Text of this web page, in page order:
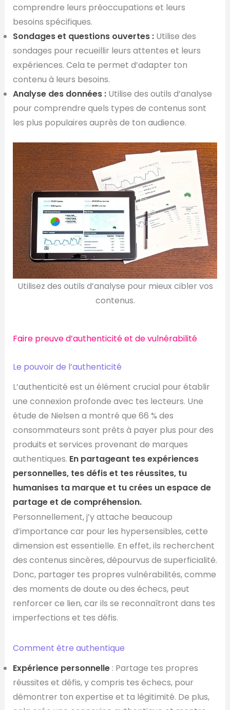
comprendre leurs préoccupations et leurs
besoins spécifiques.
Sondages et questions ouvertes :Utilise des
sondages pour recueillir leurs attentes et leurs
expériences. Cela te permet d’adapter ton
contenu à leurs besoins.
Analyse des données :Utilise des outils d’analyse
pour comprendre quels types de contenus sont
les plus populaires auprès de ton audience.
Utilisez des outils d’analyse pour mieux cibler vos
contenus.
Faire preuve d’authenticité et de vulnérabilité
Le pouvoir de l’authenticité
L’authenticité est un élément crucial pour établir
une connexion profonde avec tes lecteurs. Une
étude de Nielsen a montré que 66 % des
consommateurs sont prêts à payer plus pour des
produits et services provenant de marques
authentiques. En partageant tes expériences
personnelles, tes défis et tes réussites, tu
humanises ta marque et tu crées un espace de
partage et de compréhension.
Personnellement, j’y attache beaucoup
d’importance car pour les hypersensibles, cette
dimension est essentielle. En effet, ils recherchent
des contenus sincères, dépourvus de superficialité.
Donc, partager tes propres vulnérabilités, comme
des moments de doute ou des échecs, peut
renforcer ce lien, car ils se reconnaîtront dans tes
imperfections et tes défis.
Comment être authentique
Expérience personnelle: Partage tes propres
réussites et défis, y compris tes échecs, pour
démontrer ton expertise et ta légitimité. De plus,